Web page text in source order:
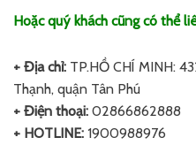
Hoặc quý khách cũng có thể
+ Địa chỉ: TP.HỒ CHÍ MINH:
Thạnh, quận Tân Phú
+ Điện thoại: 02866862888
+ HOTLINE: 1900988976